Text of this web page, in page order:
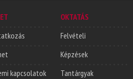
kapcsolatok
OKTATÁS
Felvételi
Képzések
Tantárgyak